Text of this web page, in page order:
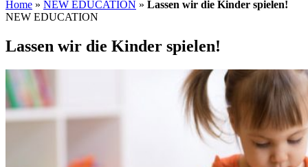
Home » NEW EDUCATION » Lassen wir die Kinder spielen!
NEW EDUCATION
Lassen wir die Kinder spielen!